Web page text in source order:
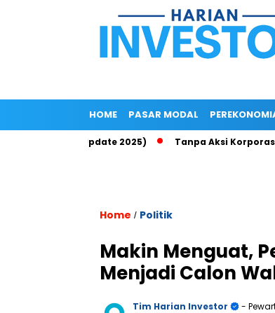
HOME PASAR MODAL
Epayu (Update 2025) Tanpa Aksi Korporasi,
Home / Politik
Makin Menguat,
Menjadi Calon
Tim Harian Investor
-